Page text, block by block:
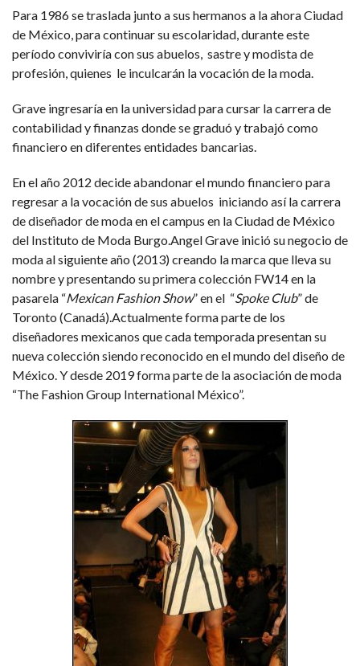
Para 1986 se traslada junto a sus hermanos a la ahora Ciudad
de México, para continuar su escolaridad, durante este
período conviviría con sus abuelos, sastre y modista de
profesión, quienes le inculcarán la vocación de la moda.
Grave ingresaría en la universidad para cursar la carrera de
contabilidad y finanzas donde se graduó y trabajó como
financiero en diferentes entidades bancarias.
En el año 2012 decide abandonar el mundo financiero para
regresar a la vocación de sus abuelos ​ iniciando así la carrera
de diseñador de moda en el campus en la Ciudad de México
del Instituto de Moda Burgo.Angel Grave inició su negocio de
moda al siguiente año (2013) creando la marca que lleva su
nombre y presentando su primera colección FW14 en la
pasarela “Mexican Fashion Show” en el “Spoke Club” de
Toronto (Canadá).Actualmente forma parte de los
diseñadores mexicanos que cada temporada presentan su
nueva colección siendo reconocido en el mundo del diseño de
México. Y desde 2019 forma parte de la asociación de moda
“The Fashion Group International México”.